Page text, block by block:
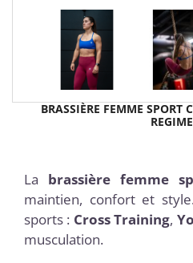
BRASSIÈRE FEMME SPORT
La brassière femme
maintien, confort et
sports : Cross Training,
musculation.